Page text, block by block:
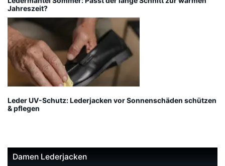
Jahreszeit?
Leder UV-Schutz: Lederjacken vor Sonnenschäden schützen
& pflegen
Damen Lederjacken